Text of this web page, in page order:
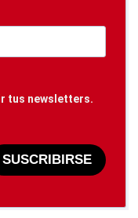
tus newsletters.
SUSCRIBIRSE